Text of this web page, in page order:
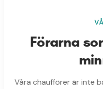
Förarna
Våra chaufförer är inte